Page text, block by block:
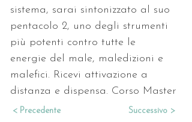
sistema, sarai sintonizzato al suo
pentacolo 2, uno degli strumenti
più potenti contro tutte le
energie del male, maledizioni e
malefici. Ricevi attivazione a
distanza e dispensa. Corso Master
< Precedente Successivo >